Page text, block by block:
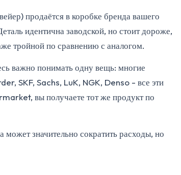
продаётся в коробке бренда вашего
идентична заводской, но стоит дороже,
тройной по сравнению с аналогом.
важно понимать одну вещь: многие
SKF, Sachs, LuK, NGK, Denso - все эти
вы получаете тот же продукт по
значительно сократить расходы, но